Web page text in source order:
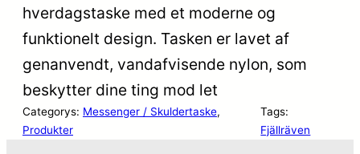
hverdagstaske med et moderne og
funktionelt design. Tasken er lavet af
genanvendt, vandafvisende nylon, som
beskytter dine ting mod let
Categorys: Messenger / Skuldertaske
Produkter
Tags:
Fjällräven